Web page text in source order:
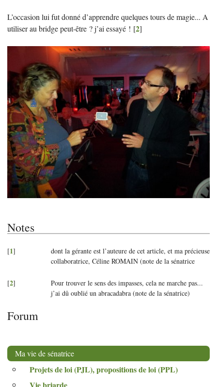
L’occasion lui fut donné d’apprendre quelques tours de magie... A
utiliser au bridge peut-être ? j’ai essayé ! [2]
Notes
[1]
dont la gérante est l’auteure de cet article, et ma précieuse
collaboratrice, Céline ROMAIN (note de la sénatrice
[2]
Pour trouver le sens des impasses, cela ne marche pas...
j’ai dû oublié un abracadabra (note de la sénatrice)
Forum
Ma vie de sénatrice
Projets de loi (PJL), propositions de loi (PPL)